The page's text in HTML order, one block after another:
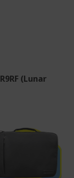
(Lunar